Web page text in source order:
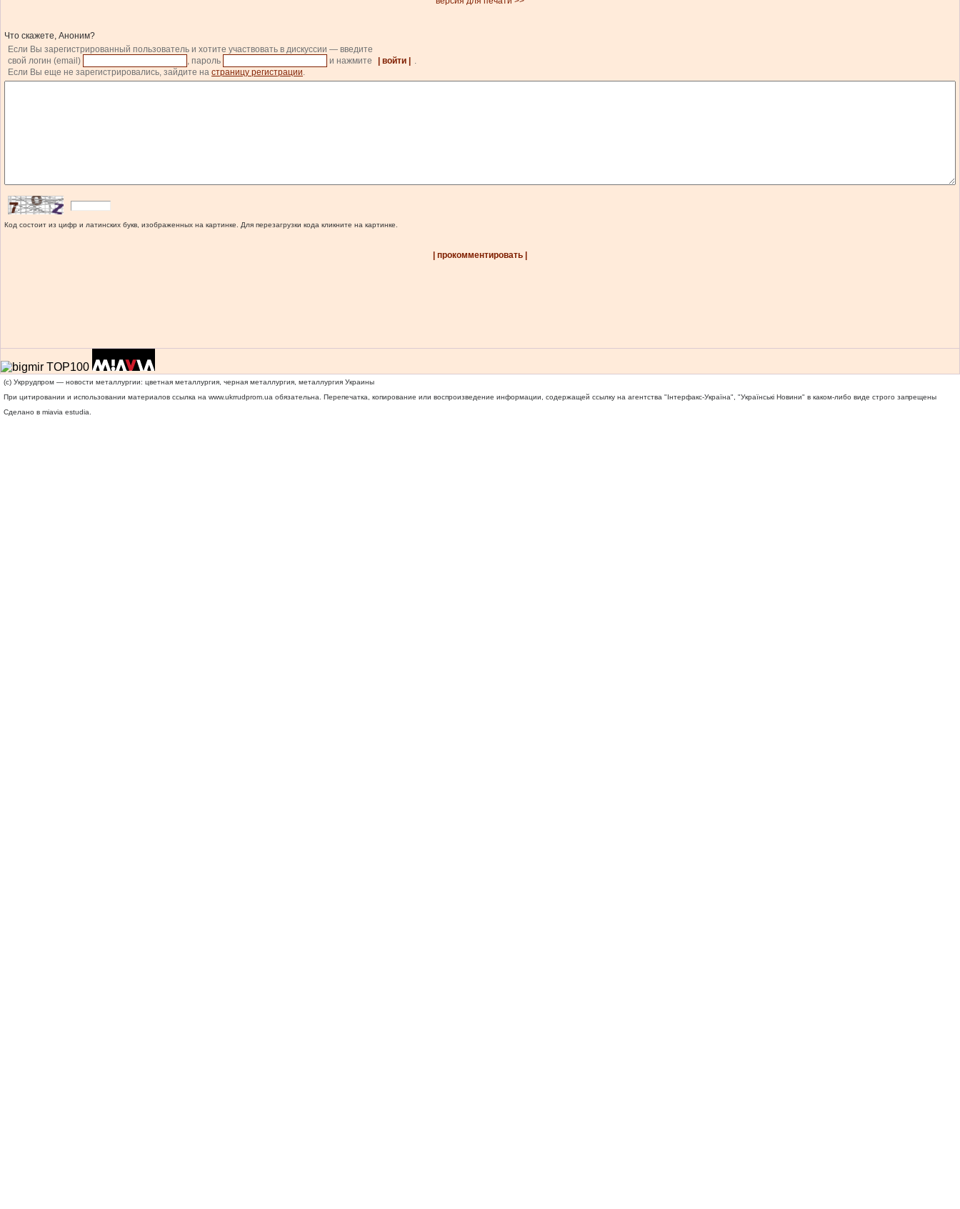
Что скажете, Аноним?
Если Вы зарегистрированный пользователь и хотите участвовать в дискуссии — введите
свой логин (email)
, пароль и нажмите | войти |
.
Если Вы еще не зарегистрировались, зайдите на страницу регистрации.
Код состоит из цифр и латинских букв, изображенных на картинке. Для перезагрузки кода кликните на картинке.
| прокомментировать |
(c) Укррудпром — новости металлургии: цветная металлургия, черная металлургия, металлургия Украины
При цитировании и использовании материалов ссылка на www.ukrrudprom.ua обязательна. Перепечатка, копирование или воспроизведение информации, содержащей ссылку на агентства "Iнтерфакс-Україна", "Українськi Новини" в каком-либо виде строго запрещены
Сделано в miavia estudia.